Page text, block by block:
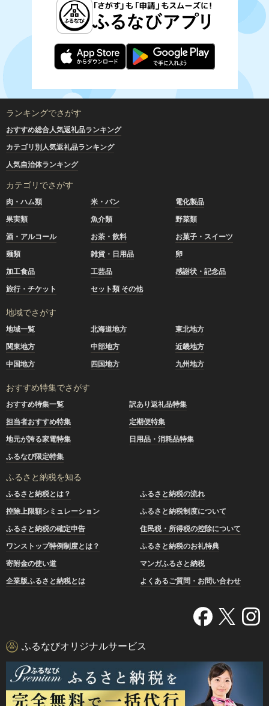
ランキングでさがす
おすすめ総合人気返礼品ランキング
カテゴリ別人気返礼品ランキング
人気自治体ランキング
カテゴリでさがす
肉・ハム類 米・パン
電化製品
果実類
魚介類
野菜類
酒・アルコール
お茶・飲料
お菓子・スイーツ
麺類
雑貨・日用品
卵
加工食品
工芸品
感謝状・記念品
旅行・チケット
セット類 その他
地域でさがす
地域一覧 北海道地方
東北地方
関東地方
中部地方
近畿地方
中国地方
四国地方 九州地方
おすすめ特集でさがす
おすすめ特集一覧
訳あり返礼品特集
担当者おすすめ特集
定期便特集
地元が誇る家電特集
日用品・消耗品特集
ふるなび限定特集
ふるさと納税を知る
ふるさと納税とは？
ふるさと納税の流れ
控除上限額シミュレーション
ふるさと納税制度について
ふるさと納税の確定申告
住民税・所得税の控除について
ワンストップ特例制度とは？
ふるさと納税のお礼特典
寄附金の使い道
マンガふるさと納税
企業版ふるさと納税とは
よくあるご質問・お問い合わせ
ふるなびオリジナルサービス